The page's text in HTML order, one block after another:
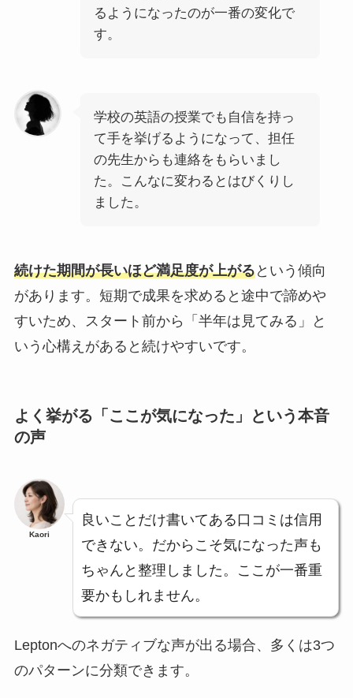
るようになったのが一番の変化で
す。
学校の英語の授業でも自信を持っ
て手を挙げるようになって、担任
の先生からも連絡をもらいまし
た。こんなに変わるとはびくりし
ました。
続けた期間が長いほど満足度が上がるという傾向
があります。短期で成果を求めると途中で諦めや
すいため、スタート前から「半年は見てみる」と
いう心構えがあると続けやすいです。
よく挙がる「ここが気になった」という本音
の声
Kaori
良いことだけ書いてある口コミは信用
できない。だからこそ気になった声も
ちゃんと整理しました。ここが一番重
要かもしれません。
Leptonへのネガティブな声が出る場合、多くは3つ
のパターンに分類できます。